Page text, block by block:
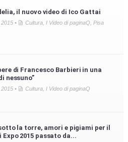
il nuovo video di Ico Gattai
• Cultura, I Video di paginaQ Pisa
di Francesco Barbieri in una
nessuno”
• Cultura, I Video di paginaQ
la torre, amori e pigiami per il
2015 passato da...